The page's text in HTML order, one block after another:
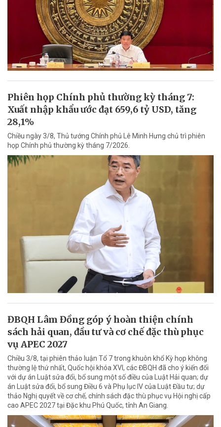
Phiên họp Chính phủ thường kỳ tháng 7:
Xuất nhập khẩu ước đạt 659,6 tỷ USD, tăng
28,1%
Chiều ngày 3/8, Thủ tướng Chính phủ Lê Minh Hưng chủ trì phiên
họp Chính phủ thường kỳ tháng 7/2026.
ĐBQH Lâm Đồng góp ý hoàn thiện chính
sách hải quan, đầu tư và cơ chế đặc thù phục
vụ APEC 2027
Chiều 3/8, tại phiên thảo luận Tổ 7 trong khuôn khổ Kỳ họp không
thường lệ thứ nhất, Quốc hội khóa XVI, các ĐBQH đã cho ý kiến đối
với dự án Luật sửa đổi, bổ sung một số điều của Luật Hải quan; dự
án Luật sửa đổi, bổ sung Điều 6 và Phụ lục IV của Luật Đầu tư; dự
thảo Nghị quyết về cơ chế, chính sách đặc thù phục vụ Hội nghị cấp
cao APEC 2027 tại Đặc khu Phú Quốc, tỉnh An Giang.